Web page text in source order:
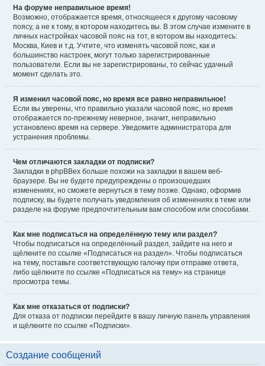
На форуме неправильное время!
Возможно, отображается время, относящееся к другому часовому
поясу, а не к тому, в котором находитесь вы. В этом случае измените в
личных настройках часовой пояс на тот, в котором вы находитесь:
Москва, Киев и т.д. Учтите, что изменять часовой пояс, как и
большинство настроек, могут только зарегистрированные
пользователи. Если вы не зарегистрированы, то сейчас удачный
момент сделать это.
Я изменил часовой пояс, но время все равно неправильное!
Если вы уверены, что правильно указали часовой пояс, но время
отображается по-прежнему неверное, значит, неправильно
установлено время на сервере. Уведомите администратора для
устранения проблемы.
Чем отличаются закладки от подписки?
Закладки в phpBBex больше похожи на закладки в вашем веб-
браузере. Вы не будете предупреждены о произошедших
изменениях, но сможете вернуться в тему позже. Однако, оформив
подписку, вы будете получать уведомления об изменениях в теме или
разделе на форуме предпочтительным вам способом или способами.
Как мне подписаться на определённую тему или раздел?
Чтобы подписаться на определённый раздел, зайдите на него и
щёлкните по ссылке «Подписаться на раздел». Чтобы подписаться
на тему, поставьте соответствующую галочку при отправке ответа,
либо щёлкните по ссылке «Подписаться на тему» на странице
просмотра темы.
Как мне отказаться от подписки?
Для отказа от подписки перейдите в вашу личную панель управления
и щёлкните по ссылке «Подписки».
Создание сообщений